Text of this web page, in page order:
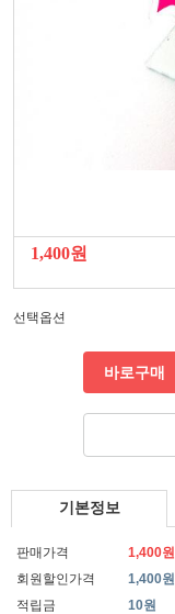
1,400원
선택옵션
바로구매
기본정보
판매가격
1,400원
회원할인가격
1,400원
적립금
10원